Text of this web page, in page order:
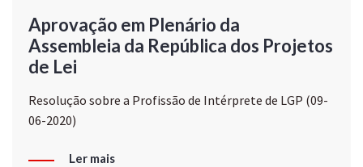
Aprovação em Plenário da
Assembleia da República dos Projetos
de Lei
Resolução sobre a Profissão de Intérprete de LGP (09-
06-2020)
Ler mais